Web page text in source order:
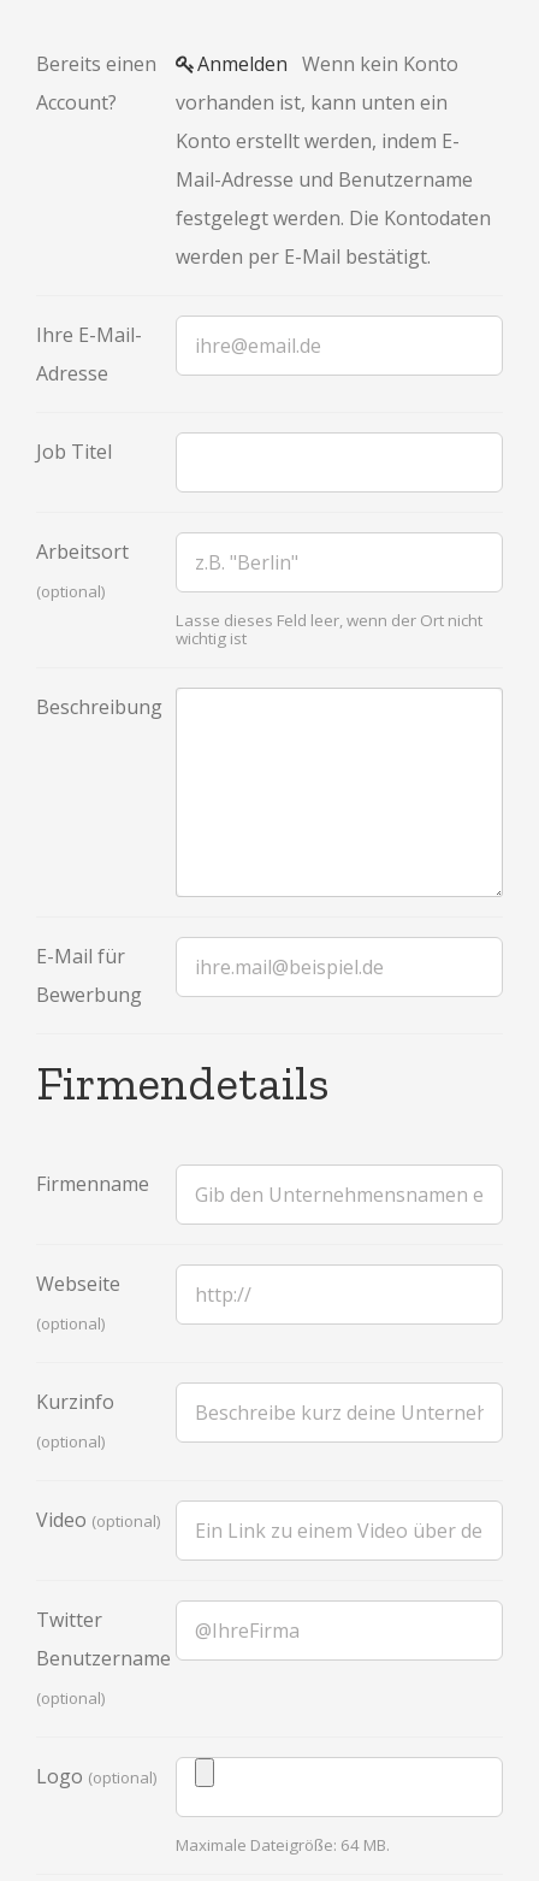
Bereits einen
Account?
Anmelden Wenn kein Konto
vorhanden ist, kann unten ein
Konto erstellt werden, indem E-
Mail-Adresse und Benutzername
festgelegt werden. Die Kontodaten
werden per E-Mail bestätigt.
Ihre E-Mail-
Adresse
Job Titel
Arbeitsort
(optional)
Lasse dieses Feld leer, wenn der Ort nicht
wichtig ist
Beschreibung
E-Mail für
Bewerbung
Firmendetails
Firmenname
Webseite
(optional)
Kurzinfo
(optional)
Video (optional)
Twitter
Benutzername
(optional)
Logo (optional)
Maximale Dateigröße: 64 MB.